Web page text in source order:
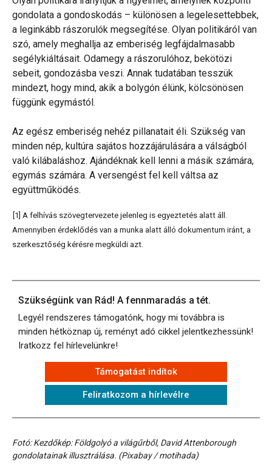
gondolata a gondoskodás – különösen a legelesettebbek,
a leginkább rászorulók megsegítése. Olyan politikáról van
szó, amely meghallja az emberiség legfájdalmasabb
segélykiáltásait. Odamegy a rászorulóhoz, bekötözi
sebeit, gondozásba veszi. Annak tudatában tesszük
mindezt, hogy mind, akik a bolygón élünk, kölcsönösen
függünk egymástól.
Az egész emberiség nehéz pillanatait éli. Szükség van
minden nép, kultúra sajátos hozzájárulására a válságból
való kilábaláshoz. Ajándéknak kell lenni a másik számára,
egymás számára. A versengést fel kell váltsa az
együttműködés.
[1] A felhívás szövegtervezete jelenleg is egyeztetés alatt áll.
Amennyiben érdeklődés van a munka alatt álló dokumentum iránt, a
szerkesztőség kérésre megküldi azt.
Szükségünk van Rád! A fennmaradás a tét.
Legyél rendszeres támogatónk, hogy mi továbbra is
minden hétköznap új, reményt adó cikkel jelentkezhessünk!
Iratkozz fel hírlevelünkre!
Támogatást indítok
Feliratkozom a hírlevélre
Fotó: Kezdőkép: Földgolyó a világűrből, David Attenborough
gondolatainak illusztrálása. (Pixabay / motihada)